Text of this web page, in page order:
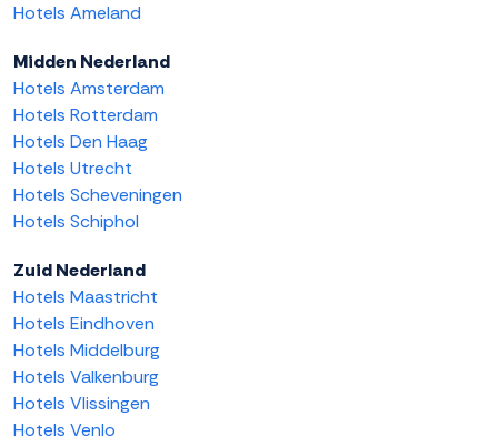
Hotels Ameland
Midden Nederland
Hotels Amsterdam
Hotels Rotterdam
Hotels Den Haag
Hotels Utrecht
Hotels Scheveningen
Hotels Schiphol
Zuid Nederland
Hotels Maastricht
Hotels Eindhoven
Hotels Middelburg
Hotels Valkenburg
Hotels Vlissingen
Hotels Venlo